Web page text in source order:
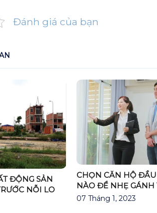
Đánh giá của bạn
ĐỘNG SẢN
NỖI LO
CHỌN CĂN HỘ ĐẦU
NÀO ĐỂ NHẸ GÁNH
07 Tháng 1, 2023